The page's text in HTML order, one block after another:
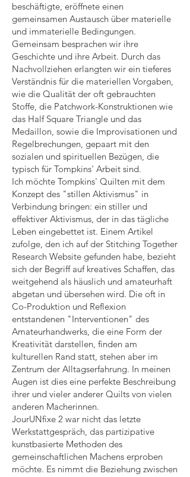
beschäftigte, eröffnete einen
gemeinsamen Austausch über materielle
und immaterielle Bedingungen.
Gemeinsam besprachen wir ihre
Geschichte und ihre Arbeit. Durch das
Nachvollziehen erlangten wir ein tieferes
Verständnis für die materiellen Vorgaben,
wie die Qualität der oft gebrauchten
Stoffe, die Patchwork-Konstruktionen wie
das Half Square Triangle und das
Medaillon, sowie die Improvisationen und
Regelbrechungen, gepaart mit den
sozialen und spirituellen Bezügen, die
typisch für Tompkins' Arbeit sind.
Ich möchte Tompkins' Quilten mit dem
Konzept des "stillen Aktivismus" in
Verbindung bringen: ein stiller und
effektiver Aktivismus, der in das tägliche
Leben eingebettet ist. Einem Artikel
zufolge, den ich auf der Stitching Together
Research Website gefunden habe, bezieht
sich der Begriff auf kreatives Schaffen, das
weitgehend als häuslich und amateurhaft
abgetan und übersehen wird. Die oft in
Co-Produktion und Reflexion
entstandenen "Interventionen" des
Amateurhandwerks, die eine Form der
Kreativität darstellen, finden am
kulturellen Rand statt, stehen aber im
Zentrum der Alltagserfahrung. In meinen
Augen ist dies eine perfekte Beschreibung
ihrer und vieler anderer Quilts von vielen
anderen Macherinnen.
JourUNfixe 2 war nicht das letzte
Werkstattgespräch, das partizipative
kunstbasierte Methoden des
gemeinschaftlichen Machens erproben
möchte. Es nimmt die Beziehung zwischen